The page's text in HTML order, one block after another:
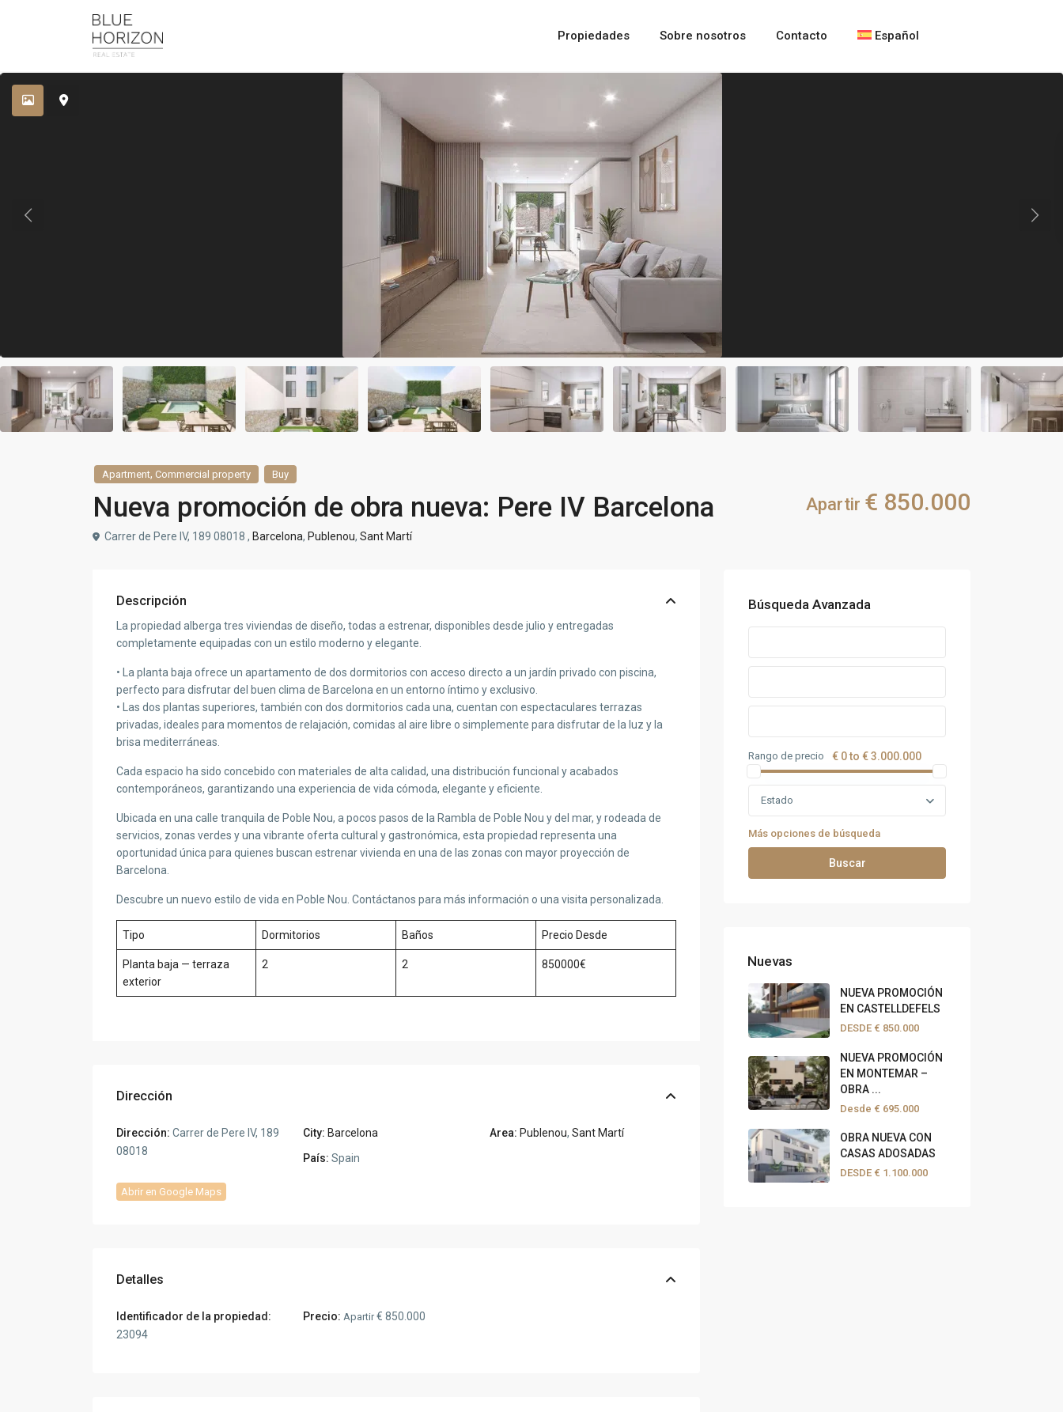
Propiedades Sobre nosotros Contacto Español
Apartment, Commercial property Buy
Nueva promoción de obra nueva: Pere IV Barcelona Apartir € 850.000
Carrer de Pere IV, 189 08018 , Barcelona, Publenou, Sant Martí
Descripción
La propiedad alberga tres viviendas de diseño, todas a estrenar, disponibles desde julio y entregadas
completamente equipadas con un estilo moderno y elegante.
• La planta baja ofrece un apartamento de dos dormitorios con acceso directo a un jardín privado con piscina,
perfecto para disfrutar del buen clima de Barcelona en un entorno íntimo y exclusivo.
• Las dos plantas superiores, también con dos dormitorios cada una, cuentan con espectaculares terrazas
privadas, ideales para momentos de relajación, comidas al aire libre o simplemente para disfrutar de la luz y la
brisa mediterráneas.
Cada espacio ha sido concebido con materiales de alta calidad, una distribución funcional y acabados
contemporáneos, garantizando una experiencia de vida cómoda, elegante y eficiente.
Ubicada en una calle tranquila de Poble Nou, a pocos pasos de la Rambla de Poble Nou y del mar, y rodeada de
servicios, zonas verdes y una vibrante oferta cultural y gastronómica, esta propiedad representa una
oportunidad única para quienes buscan estrenar vivienda en una de las zonas con mayor proyección de
Barcelona.
Descubre un nuevo estilo de vida en Poble Nou. Contáctanos para más información o una visita personalizada.
Tipo Dormitorios Baños Precio Desde
Planta baja — terraza
exterior
2 2 850000€
Dirección
Dirección: Carrer de Pere IV, 189
08018
City: Barcelona Area: Publenou, Sant Martí
País: Spain
Abrir en Google Maps
Detalles
Identificador de la propiedad:
23094
Precio: Apartir€ 850.000
Búsqueda Avanzada
Rango de precio € 0 to € 3.000.000
Estado
Más opciones de búsqueda
Buscar
Nuevas
NUEVA PROMOCIÓN
EN CASTELLDEFELS
DESDE€ 850.000
NUEVA PROMOCIÓN
EN MONTEMAR –
OBRA ...
Desde € 695.000
OBRA NUEVA CON
CASAS ADOSADAS
DESDE€ 1.100.000